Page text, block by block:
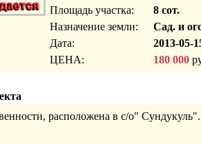
Площадь участка:
8 сот.
Назначение земли:
Сад. и
Дата:
2013-05-
ЦЕНА:
180 000
расположена в с/о" Сундукуль".